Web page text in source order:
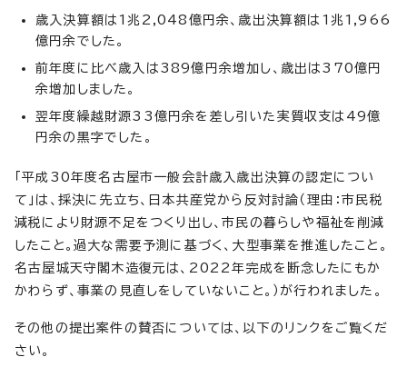
歳入決算額は1兆2,048億円余、歳出決算額は1兆1,966
億円余でした。
前年度に比べ歳入は389億円余増加し、歳出は370億円
余増加しました。
翌年度繰越財源33億円余を差し引いた実質収支は49億
円余の黒字でした。
「平成30年度名古屋市一般会計歳入歳出決算の認定につい
て」は、採決に先立ち、日本共産党から反対討論（理由：市民税
減税により財源不足をつくり出し、市民の暮らしや福祉を削減
したこと。過大な需要予測に基づく、大型事業を推進したこと。
名古屋城天守閣木造復元は、2022年完成を断念したにもか
かわらず、事業の見直しをしていないこと。）が行われました。
その他の提出案件の賛否については、以下のリンクをご覧くだ
さい。